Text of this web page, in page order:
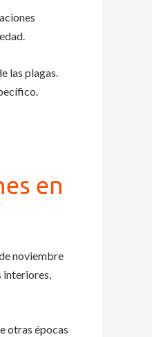
las plagas.
en
noviembre
interiores,
otras épocas